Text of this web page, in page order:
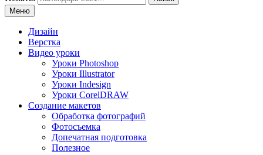
Меню
Дизайн
Верстка
Видео уроки
Уроки Photoshop
Уроки Illustrator
Уроки Indesign
Уроки CorelDRAW
Создание макетов
Обработка фотографий
Фотосъемка
Допечатная подготовка
Полезное